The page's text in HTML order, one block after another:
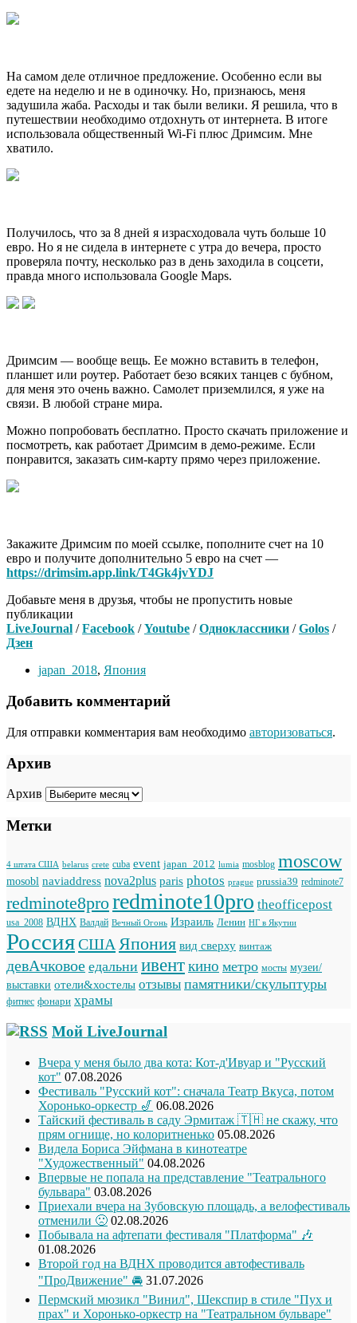
На самом деле отличное предложение. Особенно если вы
едете на неделю и не в одиночку. Но, признаюсь, меня
задушила жаба. Расходы и так были велики. Я решила, что в
путешествии необходимо отдохнуть от интернета. В итоге
использовала общественный Wi-Fi плюс Дримсим. Мне
хватило.
Получилось, что за 8 дней я израсходовала чуть больше 10
евро. Но я не сидела в интернете с утра до вечера, просто
проверяла почту, несколько раз в день заходила в соцсети,
правда много использовала Google Maps.
Дримсим — вообще вещь. Ее можно вставить в телефон,
планшет или роутер. Работает безо всяких танцев с бубном,
для меня это очень важно. Самолет приземлился, я уже на
связи. В любой стране мира.
Можно попробовать бесплатно. Просто скачать приложение и
посмотреть, как работает Дримсим в демо-режиме. Если
понравится, заказать сим-карту прямо через приложение.
Закажите Дримсим по моей ссылке, пополните счет на 10
евро и получите дополнительно 5 евро на счет —
https://drimsim.app.link/T4Gk4jvYDJ
Добавьте меня в друзья, чтобы не пропустить новые
публикации
LiveJournal /Facebook /Youtube /Одноклассники /Golos /
Дзен
japan_2018, Япония
Добавить комментарий
Для отправки комментария вам необходимо авторизоваться.
Архив
Архив
Метки
4 штата США belarus crete cuba event japan_2012 lumia mosblog moscow
mosobl naviaddress nova2plus paris photos prague prussia39 redminote7
redminote8proredminote10pro theofficepost
usa_2008 ВДНХ Валдай Вечный Огонь Израиль Ленин НГ в Якутии
РоссияСША Япония вид сверху винтаж
девАчковое едальни ивенткино метро мосты музеи/
выставки отели&хостелы отзывы памятники/скульптуры
фитнес фонари храмы
Мой LiveJournal
Вчера у меня было два кота: Кот-д'Ивуар и "Русский
кот" 07.08.2026
Фестиваль "Русский кот": сначала Театр Вкуса, потом
Хоронько-оркестр 🎷 06.08.2026
Тайский фестиваль в саду Эрмитаж 🇹🇭 не скажу, что
прям огнище, но колоритненько 05.08.2026
Видела Бориса Эйфмана в кинотеатре
"Художественный" 04.08.2026
Впервые не попала на представление "Театрального
бульвара" 03.08.2026
Приехали вчера на Зубовскую площадь, а велофестиваль
отменили 🙁 02.08.2026
Побывала на афтепати фестиваля "Платформа" 🎶
01.08.2026
Второй год на ВДНХ проводится автофестиваль
"ПроДвижение" 🚘 31.07.2026
Пермский мюзикл "Винил", Шекспир в стиле "Пух и
прах" и Хоронько-оркестр на "Театральном бульваре"